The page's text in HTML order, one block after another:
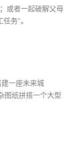
或者一起破解父母
务”。
一座未来城
图纸拼搭一个大型